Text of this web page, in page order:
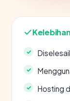
Kelebihan
Hosting